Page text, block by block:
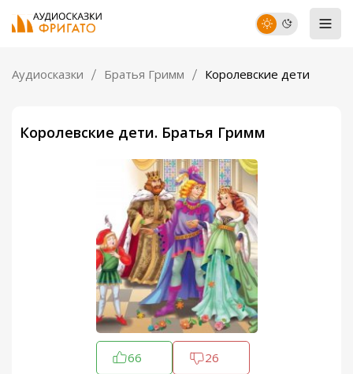
Аудиосказки Братья Гримм Королевские дети
Королевские дети. Братья Гримм
66 26